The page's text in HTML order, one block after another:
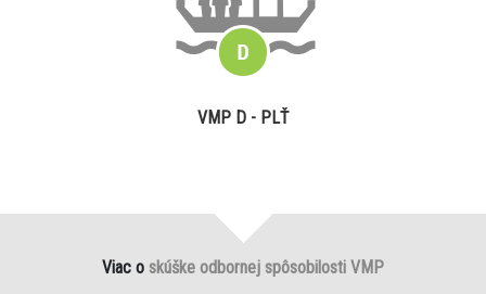
VMP D - PLŤ
Viac o skúške odbornej spôsobilosti VMP